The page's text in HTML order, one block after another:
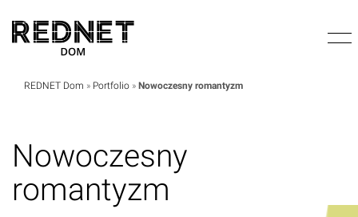
REDNET Dom » Portfolio » Nowoczesny romantyzm
Nowoczesny
romantyzm